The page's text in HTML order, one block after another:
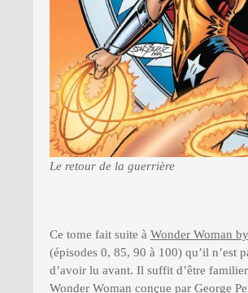
Le retour de la guerrière
Ce tome fait suite à Wonder Woman
(épisodes 0, 85, 90 à 100) qu’il n’est
d’avoir lu avant. Il suffit d’être
Wonder Woman conçue par George